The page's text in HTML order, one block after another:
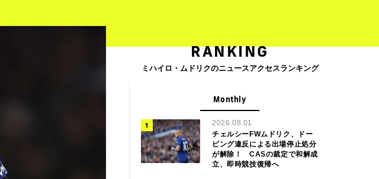
RANKING
ミハイロ・ムドリクのニュースアクセスランキング
Monthly
2026.08.01
チェルシーFWムドリク、ドー
ピング違反による出場停止処分
が解除！ CASの裁定で和解成
立、即時競技復帰へ